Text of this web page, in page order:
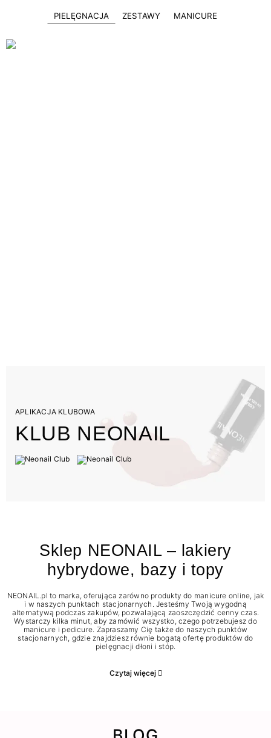
PIELĘGNACJA ZESTAWY MANICURE
APLIKACJA KLUBOWA
KLUB NEONAIL
Sklep NEONAIL – lakiery
hybrydowe, bazy i topy
NEONAIL.pl to marka, oferująca zarówno produkty do manicure online, jak
i w naszych punktach stacjonarnych. Jesteśmy Twoją wygodną
alternatywą podczas zakupów, pozwalającą zaoszczędzić cenny czas.
Wystarczy kilka minut, aby zamówić wszystko, czego potrzebujesz do
manicure i pedicure. Zapraszamy Cię także do naszych punktów
stacjonarnych, gdzie znajdziesz równie bogatą ofertę produktów do
pielęgnacji dłoni i stóp.
Czytaj więcej